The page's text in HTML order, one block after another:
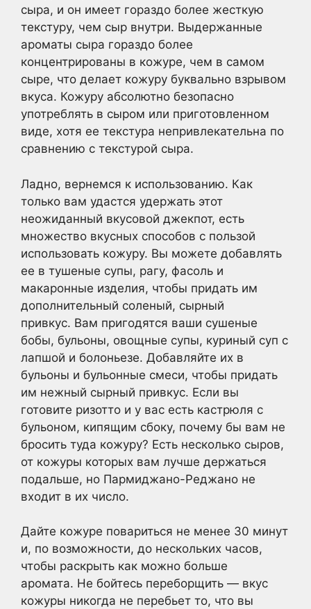
сыра, и он имеет гораздо более жесткую
текстуру, чем сыр внутри. Выдержанные
ароматы сыра гораздо более
концентрированы в кожуре, чем в самом
сыре, что делает кожуру буквально взрывом
вкуса. Кожуру абсолютно безопасно
употреблять в сыром или приготовленном
виде, хотя ее текстура непривлекательна по
сравнению с текстурой сыра.
Ладно, вернемся к использованию. Как
только вам удастся удержать этот
неожиданный вкусовой джекпот, есть
множество вкусных способов с пользой
использовать кожуру. Вы можете добавлять
ее в тушеные супы, рагу, фасоль и
макаронные изделия, чтобы придать им
дополнительный соленый, сырный
привкус. Вам пригодятся ваши сушеные
бобы, бульоны, овощные супы, куриный суп с
лапшой и болоньезе. Добавляйте их в
бульоны и бульонные смеси, чтобы придать
им нежный сырный привкус. Если вы
готовите ризотто и у вас есть кастрюля с
бульоном, кипящим сбоку, почему бы вам не
бросить туда кожуру? Есть несколько сыров,
от кожуры которых вам лучше держаться
подальше, но Пармиджано-Реджано не
входит в их число.
Дайте кожуре повариться не менее 30 минут
и, по возможности, до нескольких часов,
чтобы раскрыть как можно больше
аромата. Не бойтесь переборщить — вкус
кожуры никогда не перебьет то, что вы